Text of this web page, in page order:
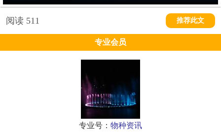
阅读 511 推荐此文
专业会员
专业号： 物种资讯